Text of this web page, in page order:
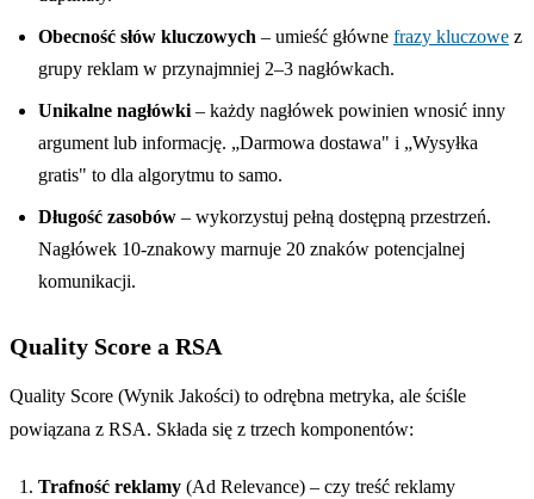
Obecność słów kluczowych – umieść główne frazy kluczowe z
grupy reklam w przynajmniej 2–3 nagłówkach.
Unikalne nagłówki – każdy nagłówek powinien wnosić inny
argument lub informację. „Darmowa dostawa" i „Wysyłka
gratis" to dla algorytmu to samo.
Długość zasobów – wykorzystuj pełną dostępną przestrzeń.
Nagłówek 10-znakowy marnuje 20 znaków potencjalnej
komunikacji.
Quality Score a RSA
Quality Score (Wynik Jakości) to odrębna metryka, ale ściśle
powiązana z RSA. Składa się z trzech komponentów:
Trafność reklamy (Ad Relevance) – czy treść reklamy